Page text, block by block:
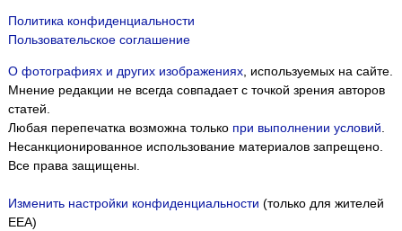
Политика конфиденциальности
Пользовательское соглашение
О фотографиях и других изображениях, используемых на сайте.
Мнение редакции не всегда совпадает с точкой зрения авторов
статей.
Любая перепечатка возможна только при выполнении условий.
Несанкционированное использование материалов запрещено.
Все права защищены.
Изменить настройки конфиденциальности (только для жителей
EEA)